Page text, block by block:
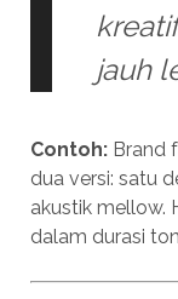
jauh
Contoh:Brand
dua versi: satu
akustik mellow.
dalam durasi